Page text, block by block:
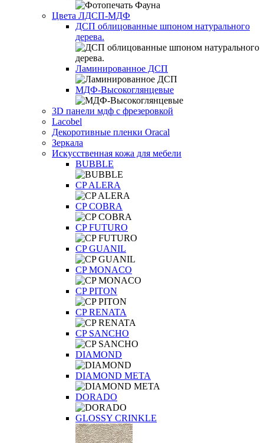
Цвета ЛДСП-МДФ
ДСП облицованные шпоном натурального
дерева.
Ламинированное ДСП
МДФ-Высокоглянцевые
3D панели мдф с фрезеровкой
Lacobel
Декоротивные пленки Oracal
Зеркала
Искусственная кожа для мебели
BUBBLE
CP ALERA
CP COBRA
CP FUTURO
CP GUANIL
CP MONACO
CP PITON
CP RENATA
CP SANCHO
DIAMOND
DIAMOND META
DORADO
GLOSSY CRINKLE